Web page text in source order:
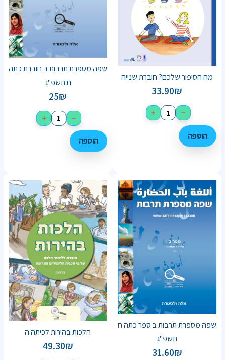
מה הסיפור שלכם? חוברת שנייה
33.90₪
−
+
הוספה
שפה מספרת תרבות ב חוברת כתה
ח תשפ"ג
25₪
−
+
הוספה
שפה מספרת תרבות ב ספר כתה ח
תשפ"ג
31.60₪
הלכות בהירות לכיתה ה
49.30₪